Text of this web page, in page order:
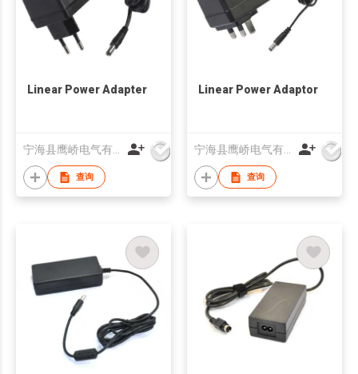
Linear Power Adapter
查询
Linear Power Adaptor
查询